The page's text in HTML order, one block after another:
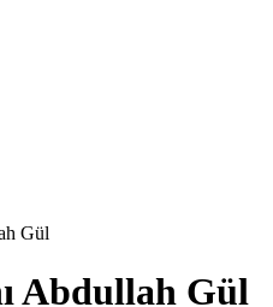
Gül
Abdullah Gül